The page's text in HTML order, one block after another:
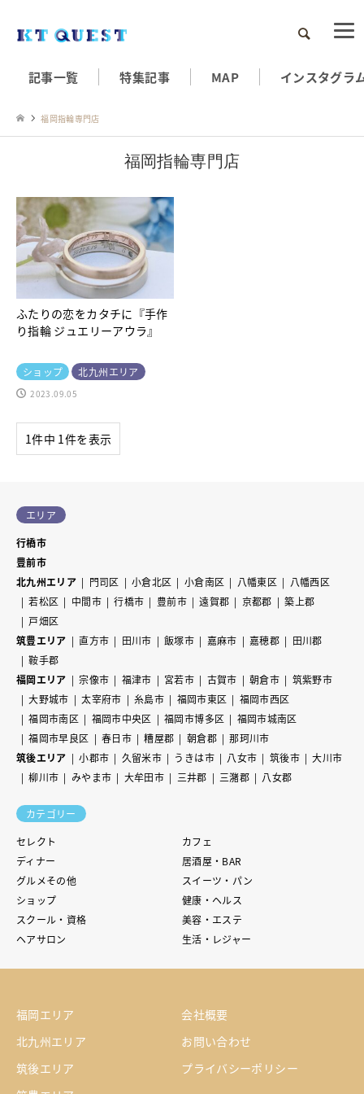
検索
記事一覧 特集記事 MAP インスタグラ
福岡指輪専門店
福岡指輪専門店
ふたりの恋をカタチに『手作
り指輪 ジュエリーアウラ』
ショップ 北九州エリア
2023.09.05
1件中 1件を表示
エリア
行橋市
豊前市
北九州エリア
門司区 小倉北区 小倉南区 八幡東区
八幡西区
若松区
中間市 行橋市 豊前市 遠賀郡 京都郡
築上郡
戸畑区
筑豊エリア
直方市 田川市 飯塚市 嘉麻市 嘉穂郡
田川郡
鞍手郡
福岡エリア
宗像市 福津市 宮若市 古賀市 朝倉市
筑紫野市
大野城市
太宰府市 糸島市 福岡市東区
福岡市西区
福岡市南区
福岡市中央区 福岡市博多区
福岡市城南区
福岡市早良区
春日市 糟屋郡 朝倉郡
那珂川市
筑後エリア
小郡市 久留米市 うきは市 八女市 筑後市
大川市
柳川市
みやま市 大牟田市 三井郡 三潴郡 八女郡
カテゴリー
セレクト
カフェ
ディナー
居酒屋・BAR
グルメその他
スイーツ・パン
ショップ
健康・ヘルス
スクール・資格
美容・エステ
ヘアサロン
生活・レジャー
福岡エリア
北九州エリア
筑後エリア
会社概要
お問い合わせ
プライバシーポリシー